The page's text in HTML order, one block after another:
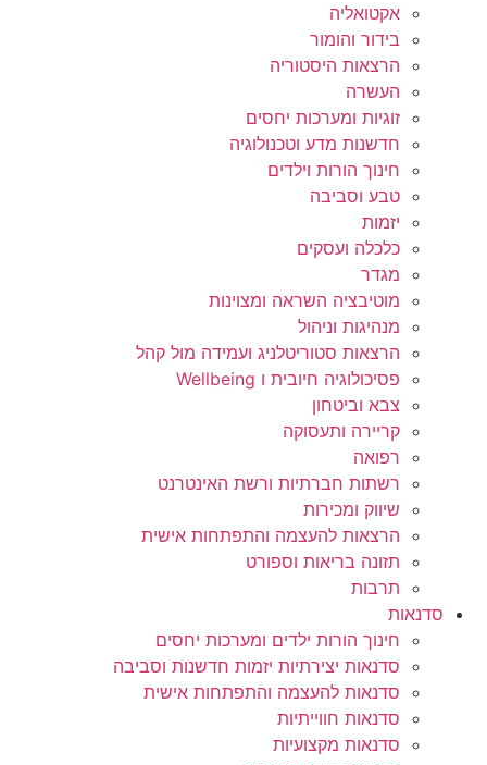
אקטואליה
בידור והומור
הרצאות היסטוריה
העשרה
זוגיות ומערכות יחסים
חדשנות מדע וטכנולוגיה
חינוך הורות וילדים
טבע וסביבה
יזמות
כלכלה ועסקים
מגדר
מוטיבציה השראה ומצוינות
מנהיגות וניהול
הרצאות סטוריטלניג ועמידה מול קהל
פסיכולוגיה חיובית ו Wellbeing
צבא וביטחון
קריירה ותעסוקה
רפואה
רשתות חברתיות ורשת האינטרנט
שיווק ומכירות
הרצאות להעצמה והתפתחות אישית
תזונה בריאות וספורט
תרבות
סדנאות
חינוך הורות ילדים ומערכות יחסים
סדנאות יצירתיות יזמות חדשנות וסביבה
סדנאות להעצמה והתפתחות אישית
סדנאות חווייתיות
סדנאות מקצועיות